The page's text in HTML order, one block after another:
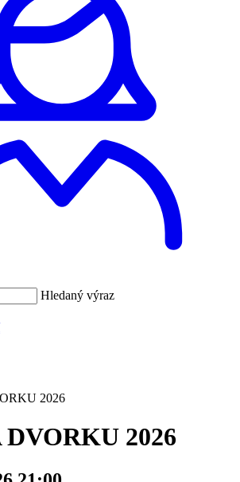
Hledaný výraz
2026
2026